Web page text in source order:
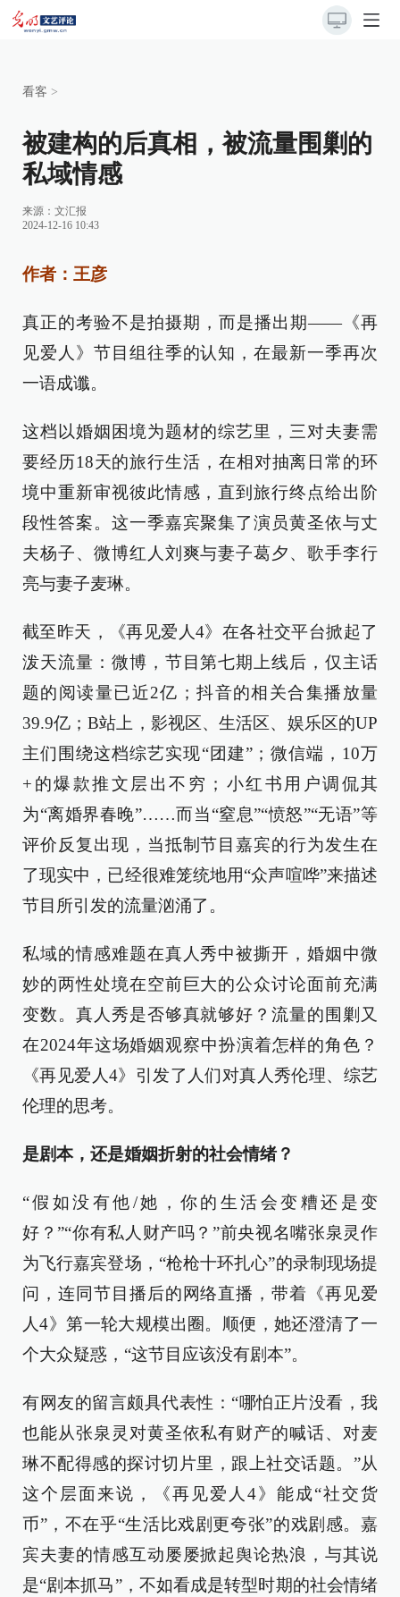
看客 >
被建构的后真相，被流量围剿的
私域情感
来源： 文汇报
2024-12-16 10:43
作者：王彦
真正的考验不是拍摄期，而是播出期——《再
见爱人》节目组往季的认知，在最新一季再次
一语成谶。
这档以婚姻困境为题材的综艺里，三对夫妻需
要经历18天的旅行生活，在相对抽离日常的环
境中重新审视彼此情感，直到旅行终点给出阶
段性答案。这一季嘉宾聚集了演员黄圣依与丈
夫杨子、微博红人刘爽与妻子葛夕、歌手李行
亮与妻子麦琳。
截至昨天，《再见爱人4》在各社交平台掀起了
泼天流量：微博，节目第七期上线后，仅主话
题的阅读量已近2亿；抖音的相关合集播放量
39.9亿；B站上，影视区、生活区、娱乐区的UP
主们围绕这档综艺实现“团建”；微信端，10万
+的爆款推文层出不穷；小红书用户调侃其
为“离婚界春晚”……而当“窒息”“愤怒”“无语”等
评价反复出现，当抵制节目嘉宾的行为发生在
了现实中，已经很难笼统地用“众声喧哗”来描述
节目所引发的流量汹涌了。
私域的情感难题在真人秀中被撕开，婚姻中微
妙的两性处境在空前巨大的公众讨论面前充满
变数。真人秀是否够真就够好？流量的围剿又
在2024年这场婚姻观察中扮演着怎样的角色？
《再见爱人4》引发了人们对真人秀伦理、综艺
伦理的思考。
是剧本，还是婚姻折射的社会情绪？
“假如没有他/她，你的生活会变糟还是变
好？”“你有私人财产吗？”前央视名嘴张泉灵作
为飞行嘉宾登场，“枪枪十环扎心”的录制现场提
问，连同节目播后的网络直播，带着《再见爱
人4》第一轮大规模出圈。顺便，她还澄清了一
个大众疑惑，“这节目应该没有剧本”。
有网友的留言颇具代表性：“哪怕正片没看，我
也能从张泉灵对黄圣依私有财产的喊话、对麦
琳不配得感的探讨切片里，跟上社交话题。”从
这个层面来说，《再见爱人4》能成“社交货
币”，不在乎“生活比戏剧更夸张”的戏剧感。嘉
宾夫妻的情感互动屡屡掀起舆论热浪，与其说
是“剧本抓马”，不如看成是转型时期的社会情绪